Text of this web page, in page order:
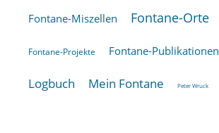
Fontane-Miszellen Fontane-Orte
Fontane-Projekte Fontane-Publikationen
Logbuch Mein Fontane Peter Wruck